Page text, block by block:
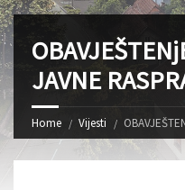
JAVNE
Home Vijesti